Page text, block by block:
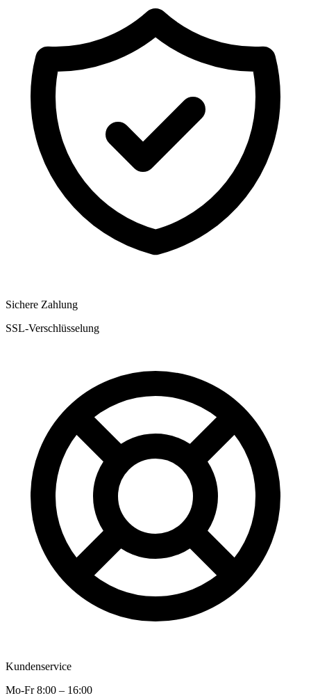
Sichere Zahlung
SSL-Verschlüsselung
Kundenservice
Mo-Fr 8:00 – 16:00